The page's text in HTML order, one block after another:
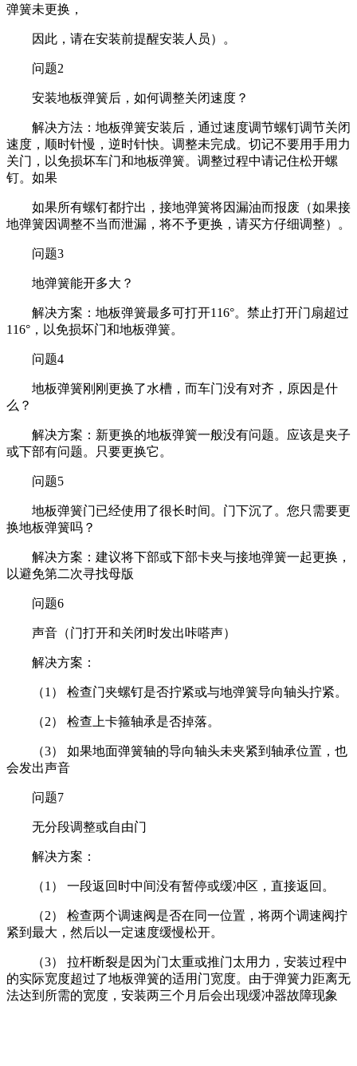
弹簧未更换，
因此，请在安装前提醒安装人员）。
问题2
安装地板弹簧后，如何调整关闭速度？
解决方法：地板弹簧安装后，通过速度调节螺钉调节关闭
速度，顺时针慢，逆时针快。调整未完成。切记不要用手用力
关门，以免损坏车门和地板弹簧。调整过程中请记住松开螺
钉。如果
如果所有螺钉都拧出，接地弹簧将因漏油而报废（如果接
地弹簧因调整不当而泄漏，将不予更换，请买方仔细调整）。
问题3
地弹簧能开多大？
解决方案：地板弹簧最多可打开116°。禁止打开门扇超过
116°，以免损坏门和地板弹簧。
问题4
地板弹簧刚刚更换了水槽，而车门没有对齐，原因是什
么？
解决方案：新更换的地板弹簧一般没有问题。应该是夹子
或下部有问题。只要更换它。
问题5
地板弹簧门已经使用了很长时间。门下沉了。您只需要更
换地板弹簧吗？
解决方案：建议将下部或下部卡夹与接地弹簧一起更换，
以避免第二次寻找母版
问题6
声音（门打开和关闭时发出咔嗒声）
解决方案：
（1） 检查门夹螺钉是否拧紧或与地弹簧导向轴头拧紧。
（2） 检查上卡箍轴承是否掉落。
（3） 如果地面弹簧轴的导向轴头未夹紧到轴承位置，也
会发出声音
问题7
无分段调整或自由门
解决方案：
（1） 一段返回时中间没有暂停或缓冲区，直接返回。
（2） 检查两个调速阀是否在同一位置，将两个调速阀拧
紧到最大，然后以一定速度缓慢松开。
（3） 拉杆断裂是因为门太重或推门太用力，安装过程中
的实际宽度超过了地板弹簧的适用门宽度。由于弹簧力距离无
法达到所需的宽度，安装两三个月后会出现缓冲器故障现象